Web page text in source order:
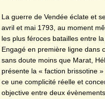
La guerre de Vendée éclate et
avril et mai 1793, au moment
les plus féroces batailles entre
Engagé en première ligne dans
sans doute moins que Marat,
présente la « faction brissotine
ce une complicité réelle et
objective entre deux